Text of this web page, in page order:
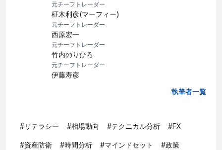
元チーフトレーダー
柾木利彦(マーフィー)
元チーフトレーダー
西原宏一
元チーフトレーダー
竹内のりひろ
元チーフトレーダー
伊藤寿彦
執筆者一覧
#リテラシー #相場動向 #テクニカル分析 #FX
#資産防衛 #時間分析 #マインドセット #政策